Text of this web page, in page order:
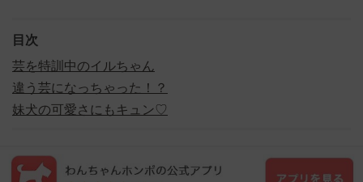
目次
芸を特訓中のイルちゃん
違う芸になっちゃった！？
妹犬の可愛さにもキュン♡